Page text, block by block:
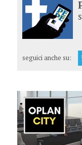
seguici anche su: